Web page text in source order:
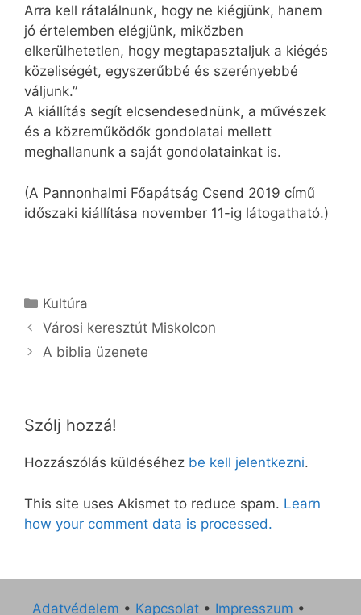
Arra kell rátalálnunk, hogy ne kiégjünk, hanem
jó értelemben elégjünk, miközben
elkerülhetetlen, hogy megtapasztaljuk a kiégés
közeliségét, egyszerűbbé és szerényebbé
váljunk.”
A kiállítás segít elcsendesednünk, a művészek
és a közreműködők gondolatai mellett
meghallanunk a saját gondolatainkat is.
(A Pannonhalmi Főapátság Csend 2019 című
időszaki kiállítása november 11-ig látogatható.)
Kategória
Kultúra
Városi keresztút Miskolcon
A biblia üzenete
Szólj hozzá!
Hozzászólás küldéséhez be kell jelentkezni.
This site uses Akismet to reduce spam. Learn
how your comment data is processed.
Adatvédelem • Kapcsolat • Impresszum •